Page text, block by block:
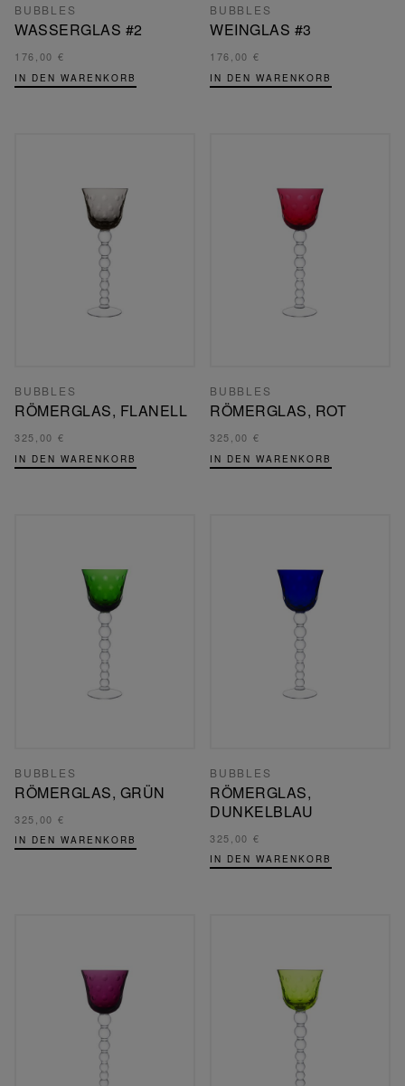
BUBBLES
WASSERGLAS #2
176,00 €
IN DEN WARENKORB
BUBBLES
WEINGLAS #3
176,00 €
IN DEN WARENKORB
BUBBLES
RÖMERGLAS, FLANELL
325,00 €
IN DEN WARENKORB
BUBBLES
RÖMERGLAS, ROT
325,00 €
IN DEN WARENKORB
BUBBLES
RÖMERGLAS, GRÜN
325,00 €
IN DEN WARENKORB
BUBBLES
RÖMERGLAS,
DUNKELBLAU
325,00 €
IN DEN WARENKORB